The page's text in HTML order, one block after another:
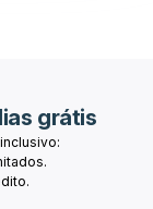
grátis